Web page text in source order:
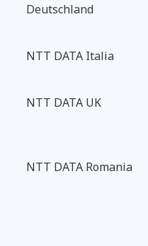
Deutschland
NTT DATA Italia
NTT DATA UK
NTT DATA Romania